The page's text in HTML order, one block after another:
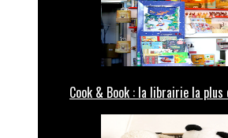
Cook & Book : la librairie la plus